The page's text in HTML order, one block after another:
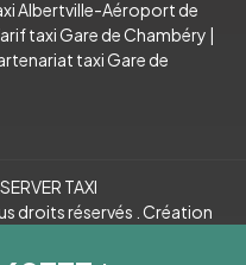
Albertville-Aéroport de
taxi Gare de Chambéry |
taxi Gare de
TAXI
droits réservés . Création